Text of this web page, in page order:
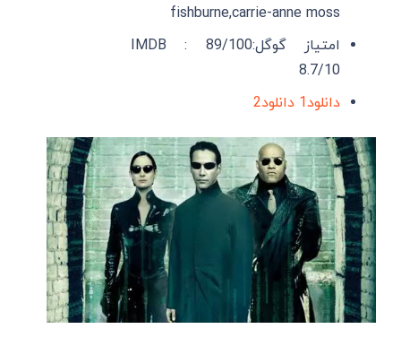
fishburne,carrie-anne moss
امتیاز گوگل:89/100 IMDB :
8.7/10
دانلود1
دانلود2